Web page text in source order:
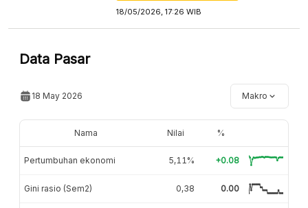
18/05/2026, 17:26 WIB
Data Pasar
18 May 2026 Makro
Nama Nilai %
Pertumbuhan ekonomi 5,11% +0.08
Gini rasio (Sem2) 0,38 0.00